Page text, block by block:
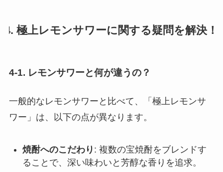
4. 極上レモンサワーに関する疑問を解決！
4-1. レモンサワーと何が違うの？
一般的なレモンサワーと比べて、「極上レモンサ
ワー」は、以下の点が異なります。
焼酎へのこだわり : 複数の宝焼酎をブレンドす
ることで、深い味わいと芳醇な香りを追求。